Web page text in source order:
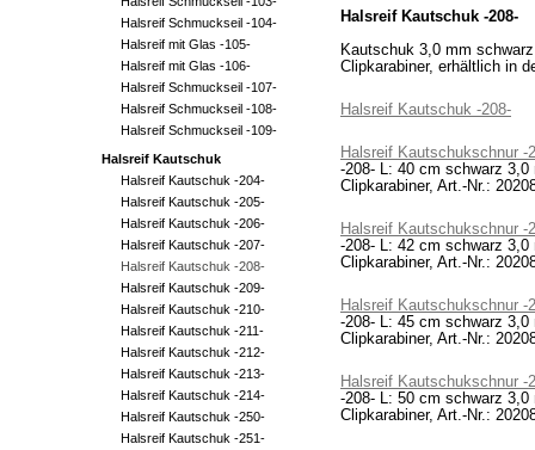
Halsreif Schmuckseil -104-
Halsreif mit Glas -105-
Halsreif mit Glas -106-
Halsreif Schmuckseil -107-
Halsreif Schmuckseil -108-
Halsreif Schmuckseil -109-
Halsreif Kautschuk
Halsreif Kautschuk -204-
Halsreif Kautschuk -205-
Halsreif Kautschuk -206-
Halsreif Kautschuk -207-
Halsreif Kautschuk -208-
Halsreif Kautschuk -209-
Halsreif Kautschuk -210-
Halsreif Kautschuk -211-
Halsreif Kautschuk -212-
Halsreif Kautschuk -213-
Halsreif Kautschuk -214-
Halsreif Kautschuk -250-
Halsreif Kautschuk -251-
Halsreif Kautschuk -208-
Kautschuk 3,0 mm
Clipkarabiner, erhältlich in
Halsreif Kautschuk -208-
Halsreif Kautschukschnur -
-208- L: 40 cm schwarz
Clipkarabiner, Art.-Nr.:
Halsreif Kautschukschnur -
-208- L: 42 cm schwarz
Clipkarabiner, Art.-Nr.:
Halsreif Kautschukschnur -
-208- L: 45 cm schwarz
Clipkarabiner, Art.-Nr.:
Halsreif Kautschukschnur -
-208- L: 50 cm schwarz
Clipkarabiner, Art.-Nr.: